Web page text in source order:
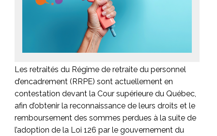
Les retraités du Régime de retraite du personnel
d’encadrement (RRPE) sont actuellement en
contestation devant la Cour supérieure du Québec,
afin d’obtenir la reconnaissance de leurs droits et le
remboursement des sommes perdues à la suite de
l’adoption de la Loi 126 par le gouvernement du